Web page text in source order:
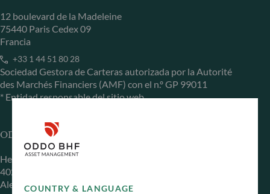
COUNTRY & LANGUAGE
12 boulevard de la Madeleine
75440 Paris Cedex 09
Francia
+33 1 44 51 80 28
Sociedad Gestora de Carteras autorizada por la Autorité
des Marchés Financiers (AMF) con el n.º GP 99011
* Entidad responsable del sitio web
ODDO BHF Asset Management GmbH
Herzogstraße 15
40217 Düsseldorf
Alemania